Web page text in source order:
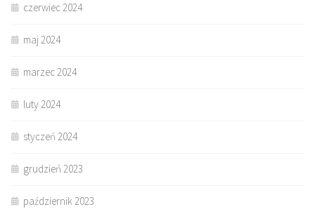
czerwiec 2024
maj 2024
marzec 2024
luty 2024
styczeń 2024
grudzień 2023
październik 2023